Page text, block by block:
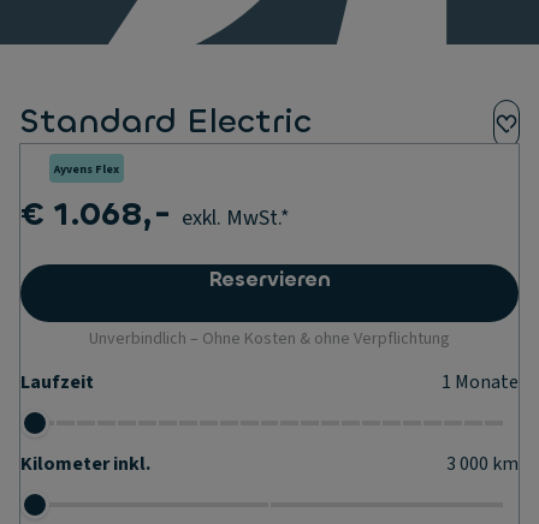
Standard Electric
Ayvens Flex
€ 1.068,- exkl. MwSt.*
Reservieren
Unverbindlich – Ohne Kosten & ohne Verpflichtung
Laufzeit 1 Monate
Kilometer inkl. 3 000 km